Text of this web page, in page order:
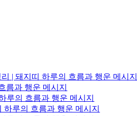
| 돼지띠 하루의 흐름과 행운 메시지
름과 행운 메시지
루의 흐름과 행운 메시지
하루의 흐름과 행운 메시지